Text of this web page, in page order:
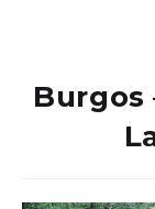
Burgos